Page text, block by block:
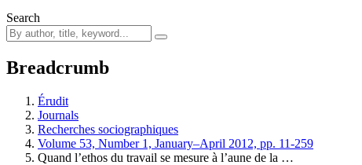
Search
Breadcrumb
Érudit
Journals
Recherches sociographiques
Volume 53, Number 1, January–April 2012, pp. 11-259
Quand l’ethos du travail se mesure à l’aune de la …